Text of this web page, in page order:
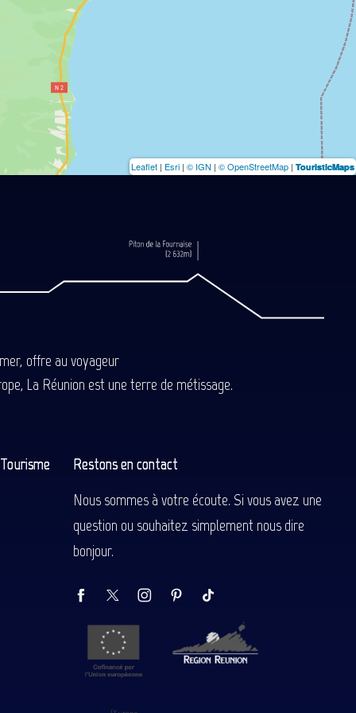
Leaflet | Esri | © IGN | © OpenStreetMap | TouristicMaps
offre au voyageur
La Réunion est une terre de métissage.
Restons en contact
Nous sommes à votre écoute. Si vous avez une
question ou souhaitez simplement nous dire
bonjour.